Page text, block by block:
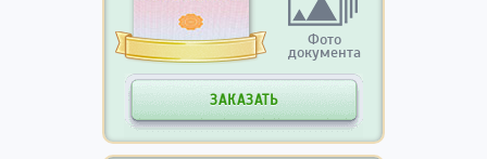
Фото
документа
ЗАКАЗАТЬ